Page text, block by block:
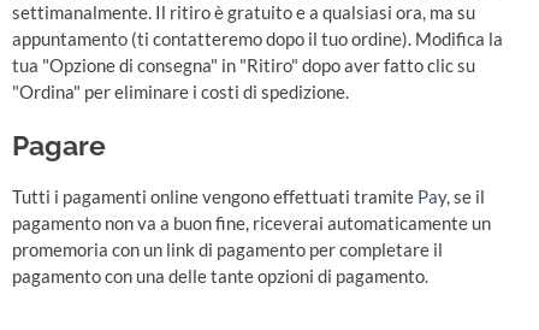
settimanalmente. Il ritiro è gratuito e a qualsiasi ora, ma su
appuntamento (ti contatteremo dopo il tuo ordine). Modifica la
tua "Opzione di consegna" in "Ritiro" dopo aver fatto clic su
"Ordina" per eliminare i costi di spedizione.
Pagare
Tutti i pagamenti online vengono effettuati tramite Pay, se il
pagamento non va a buon fine, riceverai automaticamente un
promemoria con un link di pagamento per completare il
pagamento con una delle tante opzioni di pagamento.